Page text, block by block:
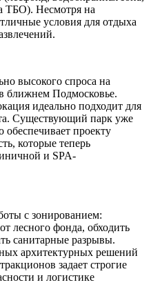
ТБО). Несмотря на
условия для отдыха
высокого спроса на
ближнем Подмосковье.
идеально подходит для
Существующий парк уже
обеспечивает проекту
которые теперь
и SPA-
с зонированием:
лесного фонда, обходить
санитарные разрывы.
архитектурных решений
задает строгие
и логистике